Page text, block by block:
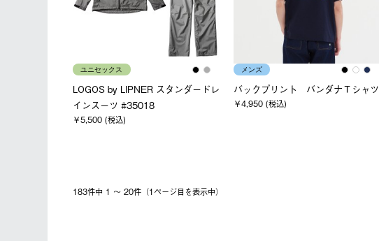
ユニセックス
LOGOS by LIPNER スタンダードレ
インスーツ #35018
￥5,500 (税込)
メンズ
バックプリント バンダナＴシャツ
￥4,950 (税込)
183件中 1 〜 20件（1ページ⽬を表⽰中）